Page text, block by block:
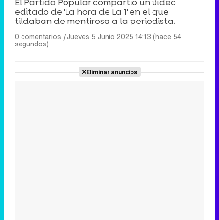
El Partido Popular compartió un vídeo
editado de 'La hora de La 1' en el que
tildaban de mentirosa a la periodista.
0 comentarios |Jueves 5 Junio 2025 14:13 (hace 54
segundos)
Eliminar anuncios